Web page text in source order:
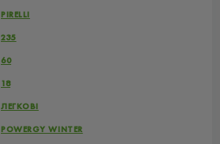
PIRELLI
235
60
18
ЛЕГКОВІ
POWERGY WINTER